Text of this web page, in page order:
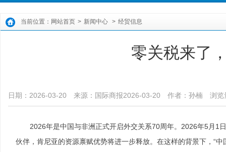
当前位置： 网站首页 > 新闻中心 > 经贸信息
零关税来了
日期：2026-03-20 来源：国际商报2026-03-20 作者：​孙楠 浏览
2026年是中国与非洲正式开启外交关系70周年。2026年5月1
伙伴，肯尼亚的资源禀赋优势将进一步释放。在这样的背景下，“